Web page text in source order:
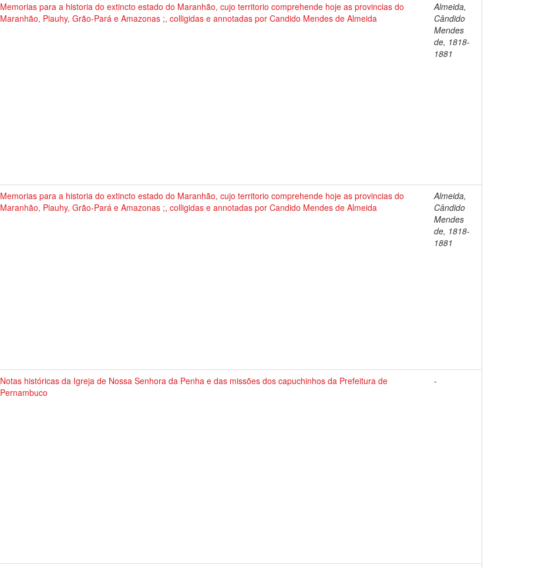
Memorias para a historia do extincto estado do Maranhão, cujo territorio comprehende hoje as provincias do
Maranhão, Piauhy, Grão-Pará e Amazonas ;, colligidas e annotadas por Candido Mendes de Almeida
Almeida,
Cândido
Mendes
de, 1818-
1881
Memorias para a historia do extincto estado do Maranhão, cujo territorio comprehende hoje as provincias do
Maranhão, Piauhy, Grão-Pará e Amazonas ;, colligidas e annotadas por Candido Mendes de Almeida
Almeida,
Cândido
Mendes
de, 1818-
1881
Notas históricas da Igreja de Nossa Senhora da Penha e das missões dos capuchinhos da Prefeitura de
Pernambuco
-